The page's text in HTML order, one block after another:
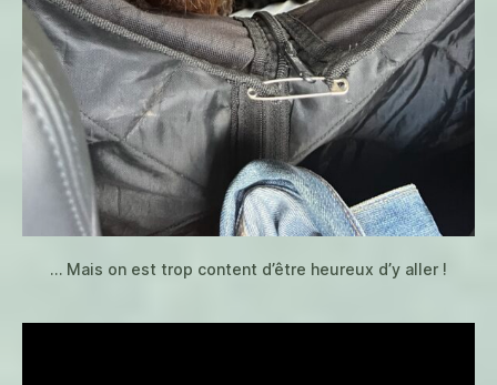
… Mais on est trop content d’être heureux d’y aller !